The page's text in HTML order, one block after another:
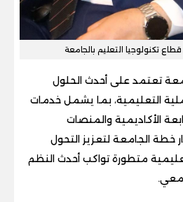
تكنولوجيا التعليم بالجامعة
تعتمد على أحدث الحلول
التعليمية، بما يشمل خدمات
الأكاديمية والمنصات
خطة الجامعة لتعزيز التحول
متطورة تواكب أحدث النظم